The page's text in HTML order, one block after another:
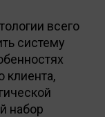
всего
систему
клиента,
набор